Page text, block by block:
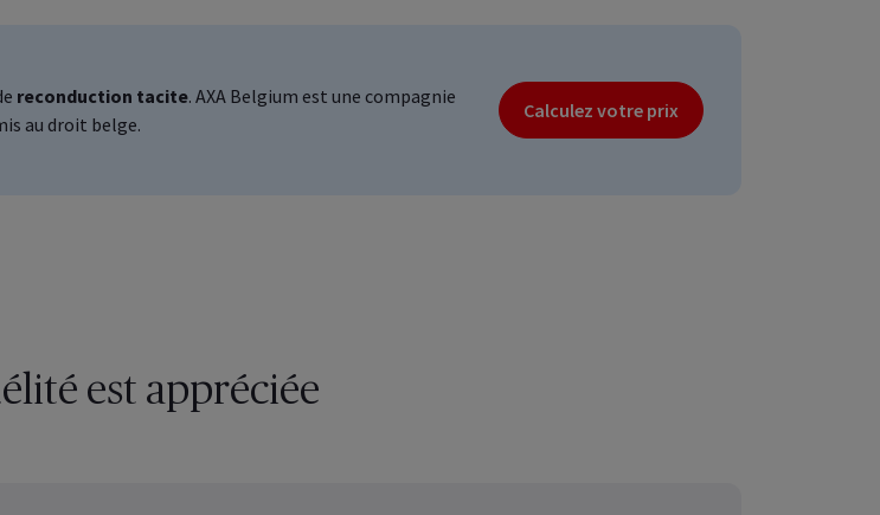
reconduction tacite. AXA Belgium est une compagnie
au droit belge.
Calculez votre prix
est appréciée